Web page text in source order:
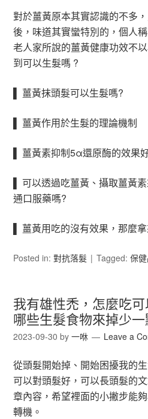
對於薑黃原本其實認識的不多
後，味道其實蠻特別的，個人
老人家所說的薑黃健康功效不
到可以生髮嗎 ?
▌ 薑黃抹頭髮可以生髮嗎?
▌ 薑黃作用於生髮的理論機制
▌ 薑黃素抑制5α還原酶的效果
▌ 可以透過吃薑黃、攝取薑黃
通口服藥嗎?
▌ 薑黃用吃的沒有效果，那麼
Posted in:對抗落髮 Tagged:保
我有雄性禿，怎麼吃
哪些生髮食物來掉少
2023-09-30 by一咻 Leave a
從頭髮開始掉、開始困擾我的
可以對頭髮好，可以長頭髮的
章內容，希望裡面的小撇步能
轉機。